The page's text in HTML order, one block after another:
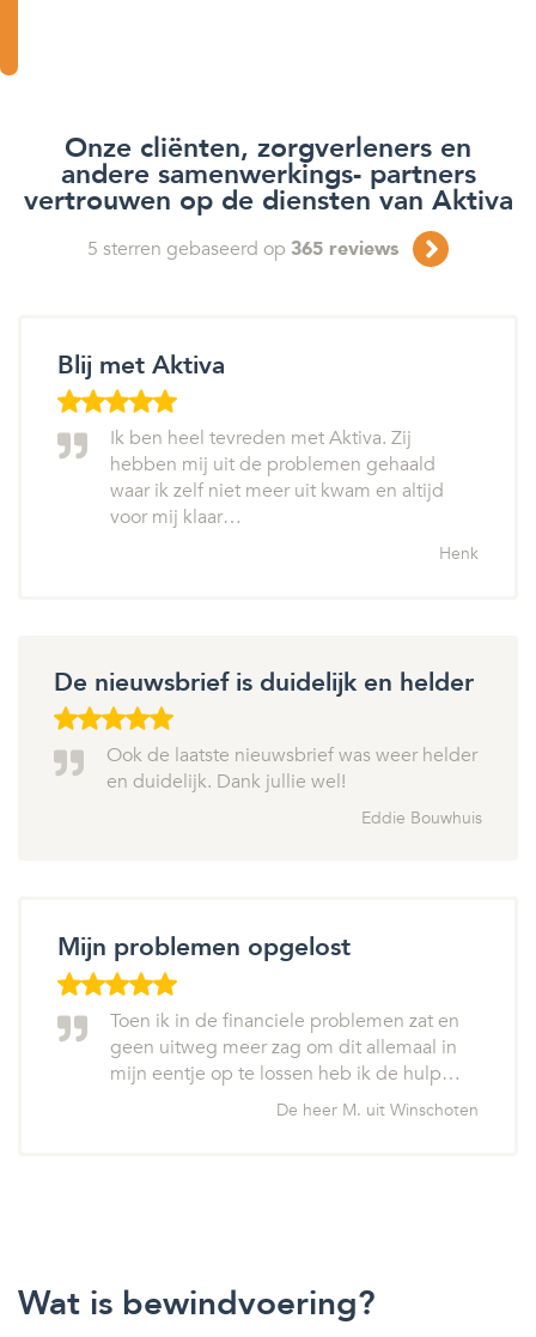
Onze cliënten, zorgverleners en
andere samenwerkings- partners
vertrouwen op de diensten van Aktiva
5 sterren gebaseerd op 365 reviews
Blij met Aktiva
Ik ben heel tevreden met Aktiva. Zij
hebben mij uit de problemen gehaald
waar ik zelf niet meer uit kwam en altijd
voor mij klaar…
Henk
De nieuwsbrief is duidelijk en helder
Ook de laatste nieuwsbrief was weer helder
en duidelijk. Dank jullie wel!
Eddie Bouwhuis
Mijn problemen opgelost
Toen ik in de financiele problemen zat en
geen uitweg meer zag om dit allemaal in
mijn eentje op te lossen heb ik de hulp…
De heer M. uit Winschoten
Wat is bewindvoering?